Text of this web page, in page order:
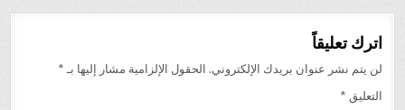
اترك تعليقاً
لن يتم نشر عنوان بريدك الإلكتروني. الحقول الإلزامية مشار إليها بـ *
التعليق *